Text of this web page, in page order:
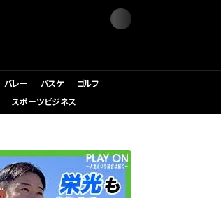
バレー バスケ
ゴルフ
スポーツビジネス